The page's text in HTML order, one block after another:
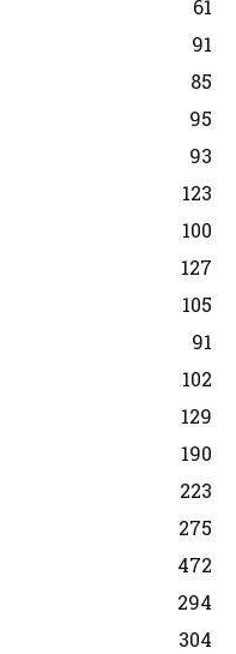
61
91
85
95
93
123
100
127
105
91
102
129
190
223
275
472
294
304